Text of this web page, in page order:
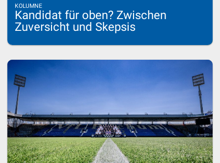
KOLUMNE
Kandidat für oben? Zwischen
Zuversicht und Skepsis